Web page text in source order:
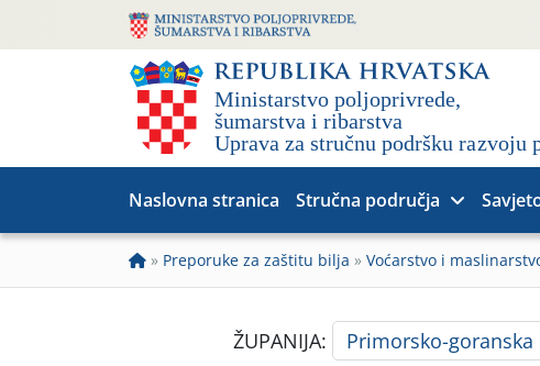
Naslovna stranica Stručna područja
» Preporuke za zaštitu bilja » Voćarstvo i
ŽUPANIJA: Primorsko-goranska